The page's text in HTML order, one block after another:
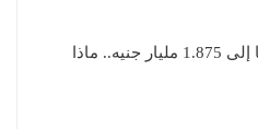
بنيان للتنمية ترفع رأسمالها إلى 1.875 مليار جنيه.. ماذا